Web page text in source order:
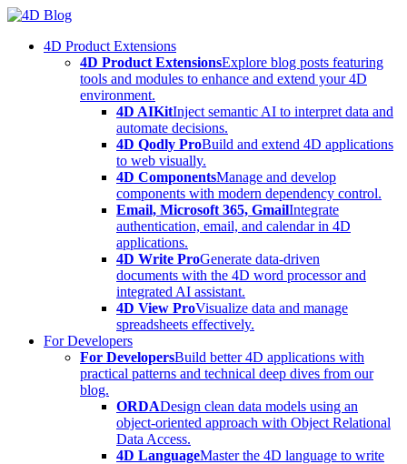
Skip
content4D Product Extensions
4D Product ExtensionsExplore blog posts featuring
tools and modules to enhance and extend your 4D
environment.
4D AIKitInject semantic AI to interpret data and
automate decisions.
4D Qodly ProBuild and extend 4D applications
to web visually.
4D ComponentsManage and develop
components with modern dependency control.
Email, Microsoft 365, GmailIntegrate
authentication, email, and calendar in 4D
applications.
4D Write ProGenerate data-driven
documents with the 4D word processor and
integrated AI assistant.
4D View ProVisualize data and manage
spreadsheets effectively.
For Developers
For DevelopersBuild better 4D applications with
practical patterns and technical deep dives from our
blog.
ORDADesign clean data models using an
object-oriented approach with Object Relational
Data Access.
4D LanguageMaster the 4D language to write